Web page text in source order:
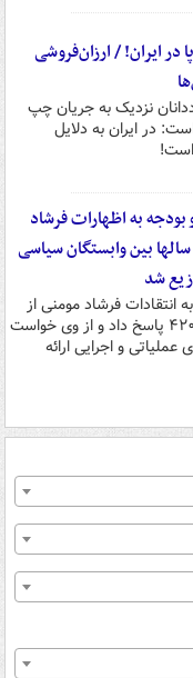
در ایران! / ارزان‌فروشی
نزدیک به جریان چپ
در ایران به دلایل
بودجه به اظهارات فرشاد
مومنی/ رانت ارز ۴۲۰۰ سالها بین وابستگان سیاسی
شد
انتقادات فرشاد مومنی از
سیاست‌های دولت سیزدهم از جمله حذف ارز ۴۲۰۰ پاسخ داد و از وی خواست
و اجرایی ارائه